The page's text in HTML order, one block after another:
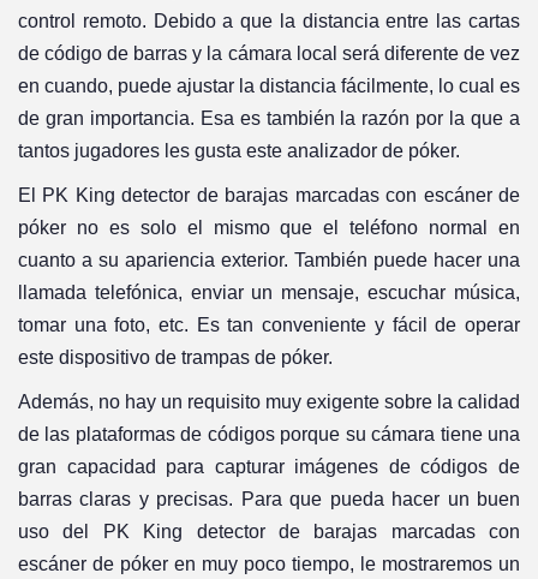
control remoto. Debido a que la distancia entre las cartas
de código de barras y la cámara local será diferente de vez
en cuando, puede ajustar la distancia fácilmente, lo cual es
de gran importancia. Esa es también la razón por la que a
tantos jugadores les gusta este analizador de póker.
El PK King detector de barajas marcadas con escáner de
póker no es solo el mismo que el teléfono normal en
cuanto a su apariencia exterior. También puede hacer una
llamada telefónica, enviar un mensaje, escuchar música,
tomar una foto, etc. Es tan conveniente y fácil de operar
este dispositivo de trampas de póker.
Además, no hay un requisito muy exigente sobre la calidad
de las plataformas de códigos porque su cámara tiene una
gran capacidad para capturar imágenes de códigos de
barras claras y precisas. Para que pueda hacer un buen
uso del PK King detector de barajas marcadas con
escáner de póker en muy poco tiempo, le mostraremos un